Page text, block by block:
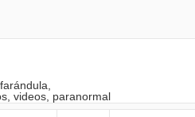
videos, paranormal